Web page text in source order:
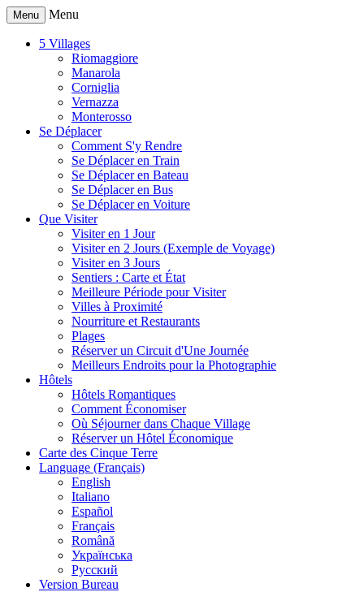
Menu Menu
5 Villages
Riomaggiore
Manarola
Corniglia
Vernazza
Monterosso
Se Déplacer
Comment S'y Rendre
Se Déplacer en Train
Se Déplacer en Bateau
Se Déplacer en Bus
Se Déplacer en Voiture
Que Visiter
Visiter en 1 Jour
Visiter en 2 Jours (Exemple de Voyage)
Visiter en 3 Jours
Sentiers : Carte et État
Meilleure Période pour Visiter
Villes à Proximité
Nourriture et Restaurants
Plages
Réserver un Circuit d'Une Journée
Meilleurs Endroits pour la Photographie
Hôtels
Hôtels Romantiques
Comment Économiser
Où Séjourner dans Chaque Village
Réserver un Hôtel Économique
Carte des Cinque Terre
Language (Français)
English
Italiano
Español
Français
Română
Українська
Русский
Version Bureau